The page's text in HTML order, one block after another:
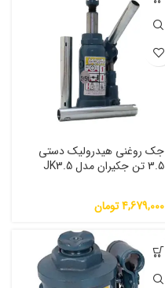
جک روغنی هیدرولیک دستی
3.5 تن جکیران مدل JK3.5
4,679,000تومان